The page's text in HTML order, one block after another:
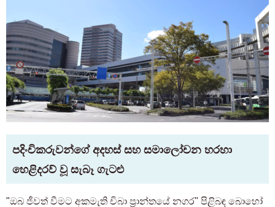
පදිංචිකරුවන්ගේ අදහස් සහ සමාලෝචන හරහා
හෙළිදරව් වූ සැබෑ ගැටළු
"ඔබ ජීවත් වීමට අකමැති චිබා ප්‍රාන්තයේ නගර" පිළිබඳ බොහෝ